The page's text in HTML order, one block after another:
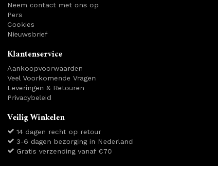
Neem contact met ons op
Pers
Cookies
Nieuwsbrief
Klantenservice
Aankoopvoorwaarden
Veel Voorkomende Vragen
Leveringen & Retouren
Privacybeleid
Veilig Winkelen
14 dagen recht op retour
3-6 dagen bezorging in Nederland
Gratis verzending vanaf €70